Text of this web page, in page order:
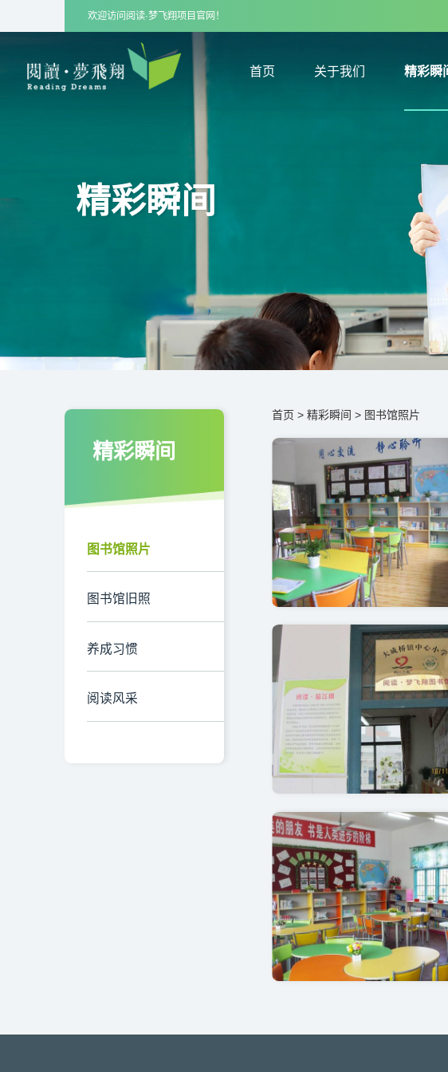
欢迎访问阅读·梦飞翔项目官网！
首页 关于我们 精彩瞬
精彩瞬间
精彩瞬间
图书馆照片
图书馆旧照
养成习惯
阅读风采
首页 > 精彩瞬间 > 图书馆照片